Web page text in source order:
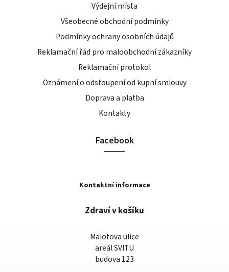
Výdejní místa
Všeobecné obchodní podmínky
Podmínky ochrany osobních údajů
Reklamační řád pro maloobchodní zákazníky
Reklamační protokol
Oznámení o odstoupení od kupní smlouvy
Doprava a platba
Kontakty
Facebook
Kontaktní informace
Zdraví v košíku
Malotova ulice
areál SVITU
budova 123